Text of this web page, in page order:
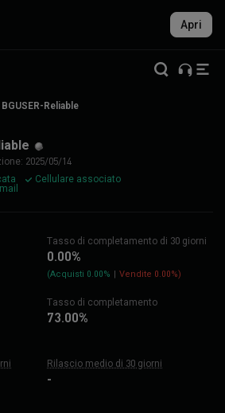
Apri
BGUSER-Reliable
2025/05/14
Cellulare associato
Tasso di completamento di 30 giorni
0.00%
(Acquisti 0.00% | Vendite 0.00%)
Tasso di completamento
73.00%
Rilascio medio di 30 giorni
-